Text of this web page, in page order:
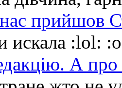
прийшов
искала :lol:
А